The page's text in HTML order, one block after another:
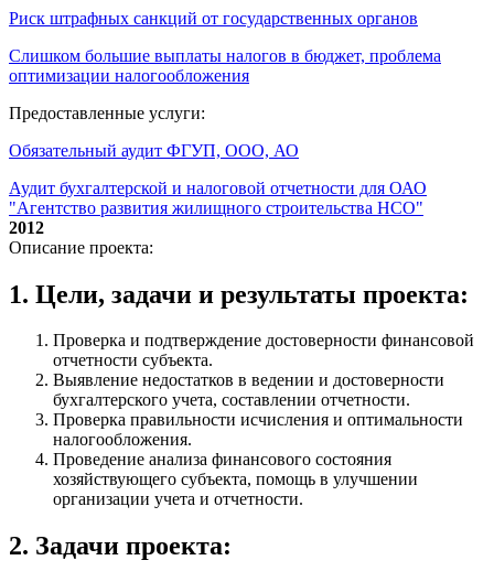
Риск штрафных санкций от государственных органов
Слишком большие выплаты налогов в бюджет, проблема
оптимизации налогообложения
Предоставленные услуги:
Обязательный аудит ФГУП, ООО, АО
Аудит бухгалтерской и налоговой отчетности для ОАО
"Агентство развития жилищного строительства НСО"
2012
Описание проекта:
1. Цели, задачи и результаты проекта:
Проверка и подтверждение достоверности финансовой
отчетности субъекта.
Выявление недостатков в ведении и достоверности
бухгалтерского учета, составлении отчетности.
Проверка правильности исчисления и оптимальности
налогообложения.
Проведение анализа финансового состояния
хозяйствующего субъекта, помощь в улучшении
организации учета и отчетности.
2. Задачи проекта: